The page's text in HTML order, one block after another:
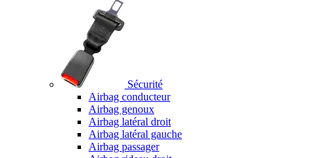
Sécurité
Airbag conducteur
Airbag genoux
Airbag latéral droit
Airbag latéral gauche
Airbag passager